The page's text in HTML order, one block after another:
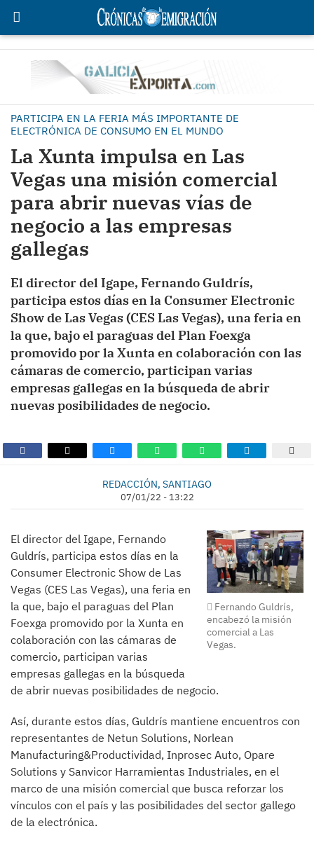
PARTICIPA EN LA FERIA MÁS IMPORTANTE DE
ELECTRÓNICA DE CONSUMO EN EL MUNDO
La Xunta impulsa en Las
Vegas una misión comercial
para abrir nuevas vías de
negocio a las empresas
gallegas
El director del Igape, Fernando Guldrís,
participa estos días en la Consumer Electronic
Show de Las Vegas (CES Las Vegas), una feria en
la que, bajo el paraguas del Plan Foexga
promovido por la Xunta en colaboración con las
cámaras de comercio, participan varias
empresas gallegas en la búsqueda de abrir
nuevas posibilidades de negocio.
REDACCIÓN, SANTIAGO
07/01/22 - 13:22
Fernando Guldrís,
encabezó la misión
comercial a Las
Vegas.
El director del Igape, Fernando
Guldrís, participa estos días en la
Consumer Electronic Show de Las
Vegas (CES Las Vegas), una feria en
la que, bajo el paraguas del Plan
Foexga promovido por la Xunta en
colaboración con las cámaras de
comercio, participan varias
empresas gallegas en la búsqueda
de abrir nuevas posibilidades de negocio.
Así, durante estos días, Guldrís mantiene encuentros con
representantes de Netun Solutions, Norlean
Manufacturing&Productividad, Inprosec Auto, Opare
Solutions y Sanvicor Harramientas Industriales, en el
marco de una misión comercial que busca reforzar los
vínculos con el país y las posibilidades del sector gallego
de la electrónica.